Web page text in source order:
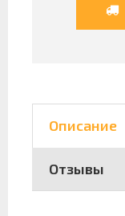
Описание
Отзывы